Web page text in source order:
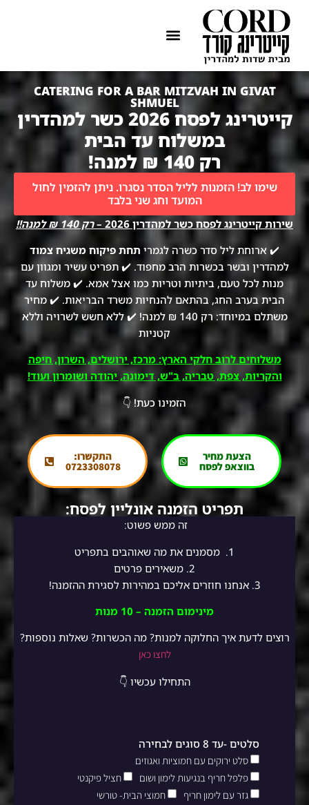
CATERING FOR A BAR MITZVAH IN GIVAT
SHMUEL
קייטרינג לפסח 2026 כשר למהדרין
במשלוח עד הבית
רק 140 ₪ למנה!
שימו לב! הזמנות לליל הסדר נסגרו. ניתן להזמין לחול
המועד וחג שני בלבד
שירות קייטרינג לפסח כשר למהדרין 2026 –
רק 140 ₪ למנה!!
✔️ ארוחת ליל סדר כשרה לגמרי תחת פיקוח משגיח צמוד
למהדרין ובשר בכשרות הרב מחפוד. ✔️ תפריט עשיר ומגוון עם
מנות לכל טעם, ביתיות וטריות כמו אצל אמא. ✔️ משלוח עד
הבית בערב החג, בהתאם להנחיות משרד הבריאות. ✔️ מחיר
משתלם במיוחד: רק 140 ₪ למנה! ✔️ ללא חשש לשרויה וללא
קטניות
משלוחים לרוב חלקי הארץ: מרכז, ירושלים, השרון, חיפה
והקריות, צפת, טבריה, ב"ש, דימונה, יהודה ושומרון ועוד!
הזמינו כעת! 👇
הצעת מחיר
בווצאפ לפסח
התקשרו:
0723308078
תפריט הזמנה אונליין לפסח:
זה ממש פשוט:
1.
מסמנים את מה שאוהבים בתפריט
2. משאירים פרטים
3. אנחנו חוזרים אליכם במהירות לסגירת ההזמנה!
מינימום הזמנה – 10 מנות
רוצים לדעת איך החלוקה למנות? מה הכשרות? שאלות נוספות?
לחצו כאן
התחילו עכשיו 👇
סלטים -עד 8 סוגים לבחירה
סלט ירוקים עם חמוציות ואגוזים
פלפל חריף בנגיעות לימון ושום
חציל פיקנטי
גזר עם לימון חריף
חמוצי הבית- טורשי